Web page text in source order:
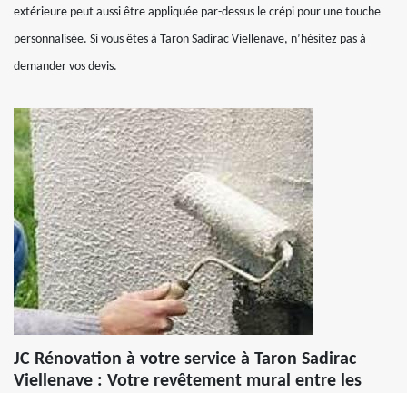
extérieure peut aussi être appliquée par-dessus le crépi pour une touche
personnalisée. Si vous êtes à Taron Sadirac Viellenave, n’hésitez pas à
demander vos devis.
JC Rénovation à votre service à Taron Sadirac
Viellenave : Votre revêtement mural entre les